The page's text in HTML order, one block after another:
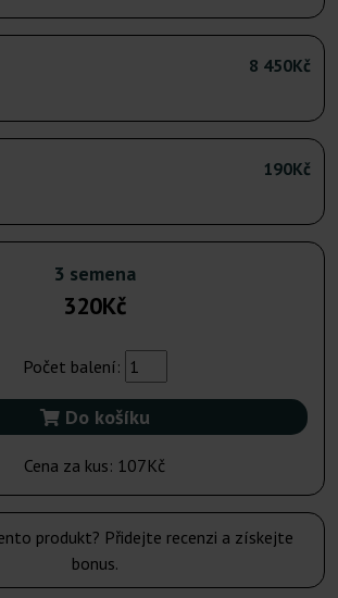
8 450Kč
190Kč
3 semena
320Kč
Počet balení:
Do košíku
Cena za kus: 107Kč
produkt? Přidejte recenzi a získejte
bonus.